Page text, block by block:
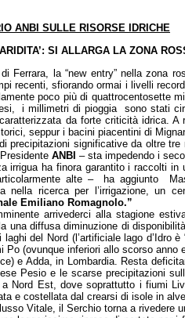
ANBI SULLE RISORSE IDRICHE
SI ALLARGA LA ZONA
di Ferrara, la “new entry” nella zona
recenti, sfiorando ormai i livelli
poco più di quattrocentosette
i millimetri di pioggia sono stati
da forte criticità idrica.
seppur i bacini piacentini di
precipitazioni significative da oltre
ANBI – sta impedendo i
irrigua ha finora garantito i raccolti
alte – ha aggiunto
nella ricerca per l’irrigazione, un
Emiliano Romagnolo.”
arrivederci alla stagione
una diffusa diminuzione di
laghi del Nord (l’artificiale lago d’Idro
Po (ovunque inferiori allo scorso
e Adda, in Lombardia. Resta
Pesio e le scarse precipitazioni
Nord Est, dove soprattutto i fiumi
e costellata dal crearsi di isole in
Vitale, il Serchio torna a rivedere